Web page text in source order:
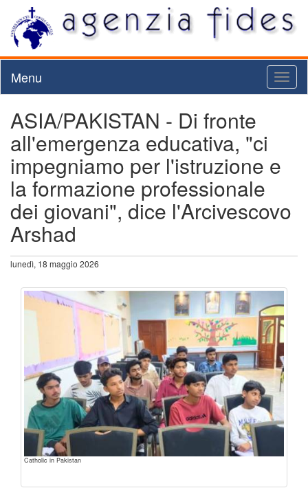
Menu
ASIA/PAKISTAN - Di fronte
all'emergenza educativa, "ci
impegniamo per l'istruzione e
la formazione professionale
dei giovani", dice l'Arcivescovo
Arshad
lunedì, 18 maggio 2026
Catholic in Pakistan